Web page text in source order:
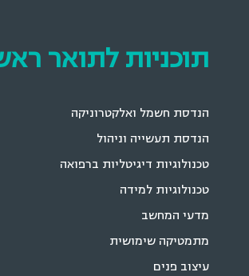
תוכניות לתואר
הנדסת חשמל ואלקטרוניקה
הנדסת תעשייה וניהול
טכנולוגיות דיגיטליות ברפואה
טכנולוגיות למידה
מדעי המחשב
מתמטיקה שימושית
עיצוב פנים